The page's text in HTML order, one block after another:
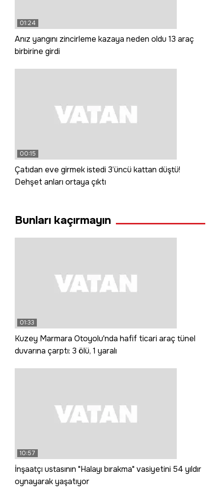
01:24
Anız yangını zincirleme kazaya neden oldu 13 araç
birbirine girdi
00:15
Çatıdan eve girmek istedi 3’üncü kattan düştü!
Dehşet anları ortaya çıktı
Bunları kaçırmayın
01:33
Kuzey Marmara Otoyolu'nda hafif ticari araç tünel
duvarına çarptı: 3 ölü, 1 yaralı
10:57
İnşaatçı ustasının "Halayı bırakma" vasiyetini 54 yıldır
oynayarak yaşatıyor